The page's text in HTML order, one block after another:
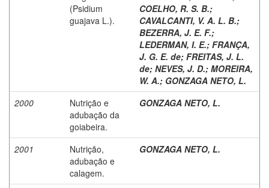
(Psidium
guajava L.).
COELHO, R. S. B.;
CAVALCANTI, V. A. L. B.;
BEZERRA, J. E. F.;
LEDERMAN, I. E.; FRANÇA,
J. G. E. de; FREITAS, J. L.
de; NEVES, J. D.; MOREIRA,
W. A.; GONZAGA NETO, L.
2000
Nutrição e
adubação da
goiabeira.
GONZAGA NETO, L.
2001
Nutrição,
adubação e
calagem.
GONZAGA NETO, L.